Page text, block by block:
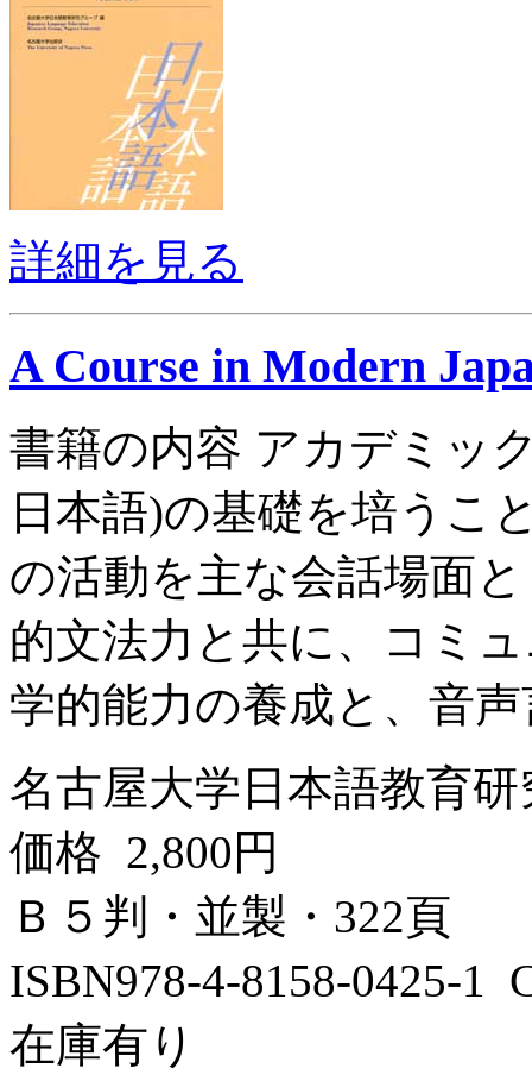
詳細を見る
A Course in Modern
書籍の内容 アカデミッ
日本語)の基礎を培うこ
の活動を主な会話場面
的文法力と共に、コミ
学的能力の養成と、音
名古屋大学日本語教育
価格 2,800円
Ｂ５判・並製・322頁
ISBN978-4-8158-0425-1
在庫有り